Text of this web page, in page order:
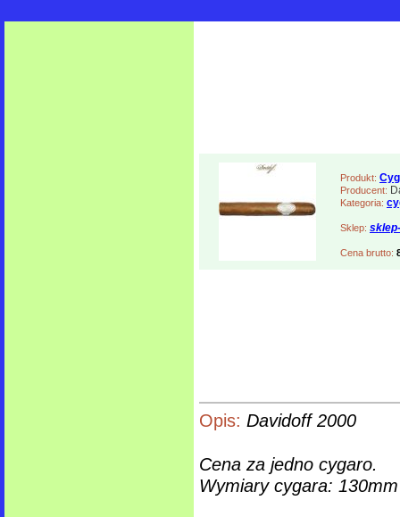
Produkt:
Producent:
Kategoria:
Sklep:
Cena brutto:
Opis: Davidoff 2000
Cena za jedno cygaro.
Wymiary cygara: